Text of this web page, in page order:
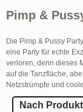
Pimp &
Die Pimp & Pussy
eine Party für echte
verloren, denn dieses
auf die Tanzfläche,
Netzstrümpfe und
Nach